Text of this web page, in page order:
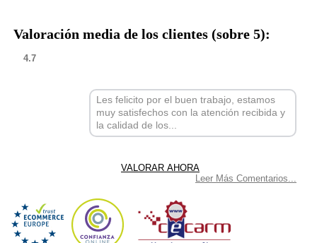
Valoración media de los clientes (sobre 5):
4.7
Les felicito por el buen trabajo, estamos
muy satisfechos con la atención recibida y
la calidad de los...
Leer Más Comentarios...